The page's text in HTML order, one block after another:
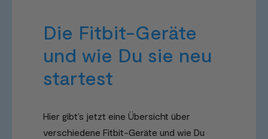
Die Fitbit-Geräte
und wie Du sie neu
startest
Hier gibt’s jetzt eine Übersicht über
verschiedene Fitbit-Geräte und wie Du